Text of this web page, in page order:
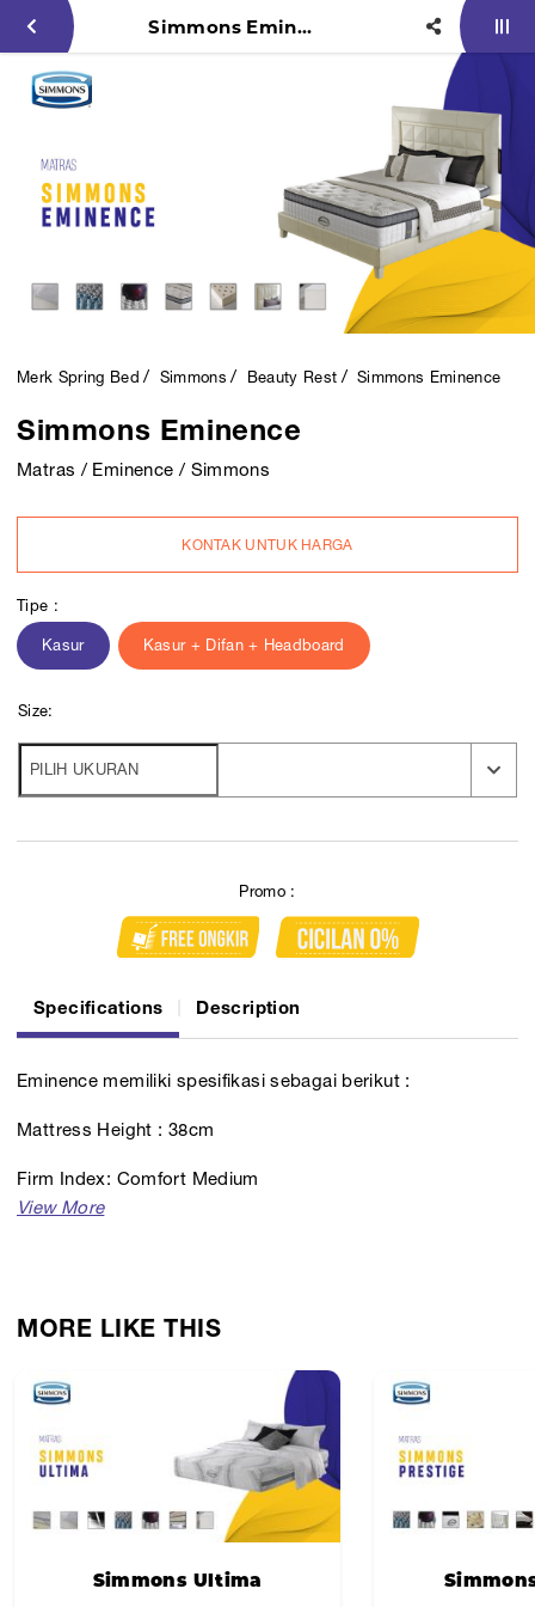
Simmons Eminence
Merk Spring Bed Simmons Beauty Rest Simmons Eminence
Simmons Eminence
Matras / Eminence / Simmons
KONTAK UNTUK HARGA
Tipe :
Kasur Kasur + Difan + Headboard
Size:
Promo :
Specifications Description
Eminence memiliki spesifikasi sebagai berikut :
Mattress Height : 38cm
Firm Index: Comfort Medium
MORE LIKE THIS
Simmons Ultima